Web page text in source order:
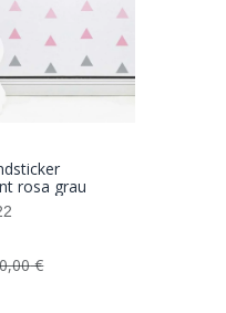
In den
rosa grau
€